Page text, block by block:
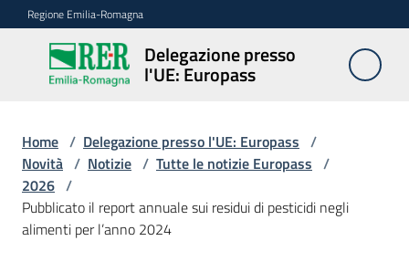
Vai al contenuto
Vai alla navigazione
Vai al footer
Regione Emilia-Romagna
Delegazione presso
l'UE: Europass
Delegazione
presso l'UE:
Novità
Home / Delegazione presso l'UE: Europass /
Novità / Notizie / Tutte le notizie Europass /
2026 /
Pubblicato il report annuale sui residui di pesticidi negli
alimenti per l’anno 2024